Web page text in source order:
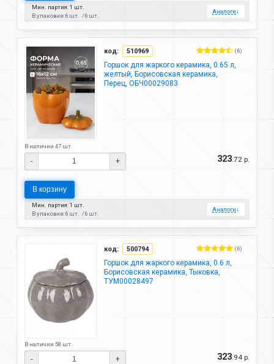
Мин. партия: 1 шт.
В упаковке:6 шт. 6 шт.
Аналоги↓
код: 510969 (6)
Горшок для жаркого керамика, 0.65 л,
желтый, Борисовская керамика,
Перец, ОБЧ00029083
В наличии 47 шт.
- + 323 .72 р.
В корзину
Мин. партия: 1 шт.
В упаковке:6 шт. 6 шт.
Аналоги↓
код: 500794 (6)
Горшок для жаркого керамика, 0.6 л,
Борисовская керамика, Тыковка,
ТУМ00028497
В наличии 58 шт.
- + 323 .94 р.